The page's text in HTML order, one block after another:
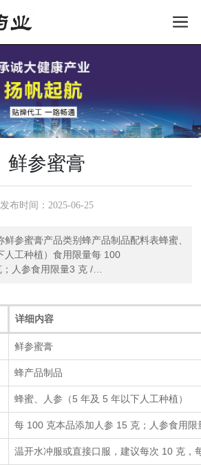
鲜参蜜膏
发布时间： 2025-06-25
参蜜膏产品类别蜂产品制品配料表蜂蜜、
人工种植）食用限量每 100
人参食用限量3 克 /
24 个月不适宜人群孕妇、哺乳期妇女、
儿等特殊人群注意事项不宜与藜芦、
详细内容
鲜参蜜膏
蜂产品制品
蜂蜜、人参（5 年及 5 年以下人工种植）
每 100 克本品添加人参 15 克；人参食用限
温开水冲服或直接口服，建议每次 10 克，